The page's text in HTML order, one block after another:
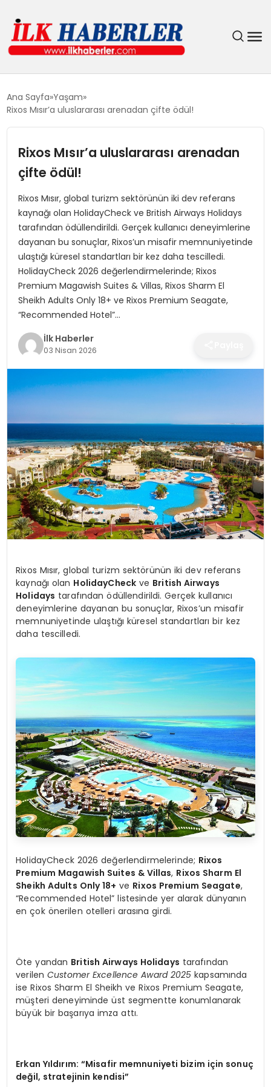
EKONOMI
GÜNDEM
MAGAZIN
SIYASET
SPOR
TEKNOLOJI
YAŞAM
Ana Sayfa Yaşam
Rixos Mısır’a uluslararası arenadan çifte ödül!
Rixos Mısır’a uluslararası arenadan
çifte ödül!
Rixos Mısır, global turizm sektörünün iki dev referans
kaynağı olan HolidayCheck ve British Airways Holidays
tarafından ödüllendirildi. Gerçek kullanıcı deneyimlerine
dayanan bu sonuçlar, Rixos’un misafir memnuniyetinde
ulaştığı küresel standartları bir kez daha tescilledi.
HolidayCheck 2026 değerlendirmelerinde; Rixos
Premium Magawish Suites & Villas, Rixos Sharm El
Sheikh Adults Only 18+ ve Rixos Premium Seagate,
“Recommended Hotel”…
İlk Haberler
03 Nisan 2026
Rixos Mısır, global turizm sektörünün iki dev referans
kaynağı olan HolidayCheck ve British Airways
Holidays tarafından ödüllendirildi. Gerçek kullanıcı
deneyimlerine dayanan bu sonuçlar, Rixos’un misafir
memnuniyetinde ulaştığı küresel standartları bir kez
daha tescilledi.
HolidayCheck 2026 değerlendirmelerinde; Rixos
Premium Magawish Suites & Villas, Rixos Sharm El
Sheikh Adults Only 18+ ve Rixos Premium Seagate,
“Recommended Hotel” listesinde yer alarak dünyanın
en çok önerilen otelleri arasına girdi.
Öte yandan British Airways Holidays tarafından
verilenCustomer Excellence Award 2025 kapsamında
ise Rixos Sharm El Sheikh ve Rixos Premium Seagate,
müşteri deneyiminde üst segmentte konumlanarak
büyük bir başarıya imza attı.
Erkan Yıldırım: “Misafir memnuniyeti bizim için sonuç
değil, stratejinin kendisi”